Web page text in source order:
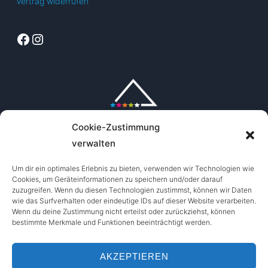
Cookie-Zustimmung
verwalten
Um dir ein optimales Erlebnis zu bieten, verwenden wir Technologien wie
Cookies, um Geräteinformationen zu speichern und/oder darauf
zuzugreifen. Wenn du diesen Technologien zustimmst, können wir Daten
wie das Surfverhalten oder eindeutige IDs auf dieser Website verarbeiten.
Wenn du deine Zustimmung nicht erteilst oder zurückziehst, können
bestimmte Merkmale und Funktionen beeinträchtigt werden.
AKZEPTIEREN
Facebook
Instagram